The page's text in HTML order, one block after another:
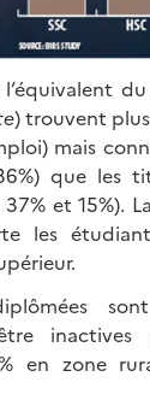
) trouvent
mais
que les
et 15%).
les
en zone